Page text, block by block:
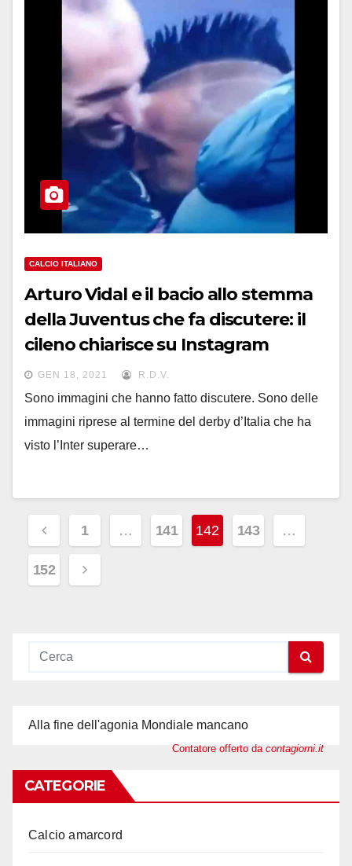
CALCIO ITALIANO
Arturo Vidal e il bacio allo stemma
della Juventus che fa discutere: il
cileno chiarisce su Instagram
GEN 18, 2021 R.D.V.
Sono immagini che hanno fatto discutere. Sono delle
immagini riprese al termine del derby d’Italia che ha
visto l’Inter superare…
Paginazione
degli
articoli
1 … 141 142 143 …
152
Alla fine dell'agonia Mondiale mancano
Contatore offerto da contagiorni.it
CATEGORIE
Calcio amarcord